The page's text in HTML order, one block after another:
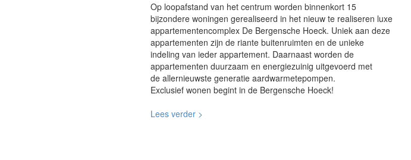
Op loopafstand van het centrum worden binnenkort 15
bijzondere woningen gerealiseerd in het nieuw te realiseren luxe
appartementencomplex De Bergensche Hoeck. Uniek aan deze
appartementen zijn de riante buitenruimten en de unieke
indeling van ieder appartement. Daarnaast worden de
appartementen duurzaam en energiezuinig uitgevoerd met
de allernieuwste generatie aardwarmetepompen.
Exclusief wonen begint in de Bergensche Hoeck!
Lees verder >